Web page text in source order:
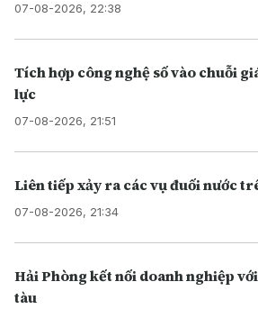
07-08-2026, 22:38
Tích hợp công nghệ số vào chuỗi
lực
07-08-2026, 21:51
Liên tiếp xảy ra các vụ đuối nước
07-08-2026, 21:34
Hải Phòng kết nối doanh nghiệp
tàu